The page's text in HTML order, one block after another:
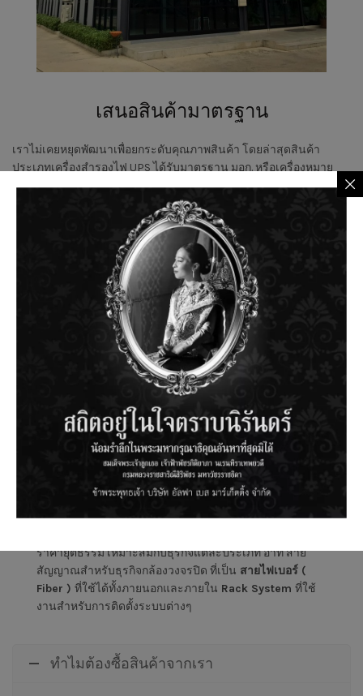
เสนอสินค้ามาตรฐาน
เราไม่เคยหยุดพัฒนาเพื่อยกระดับคุณภาพสินค้า โดยล่าสุดสินค้า
ประเภทเครื่องสำรองไฟ UPS ได้รับมาตรฐาน มอก. หรือเครื่องหมาย
การรับรองผลิตภัณฑ์ว่ามีคุณภาพตามที่กฏหมายกำหนด ทำให้มั่นใจได้
ว่าสินค้าของเรานั้นมีประสิทธิภาพตั้งแต่ขั้นตอนการผลิต ปลอดภัยใน
สนับสนุนธุรกิจของคุณอย่างรวดเร็วไม่ว่า
จะเล็กหรือใหญ่
สำหรับโครงการขนาดใหญ่ บริษัทฯ ของเราสามารถผลิต
สายสัญญาณต่างๆได้ตามที่คุณต้องการ เราสามารถจัดส่ง
สินค้าอย่างรวดเร็วได้ภายใน1วัน อีกทั้งยังสามารถสั่งสเปค
ได้ตามความต้องการทั้งลักษณะของสาย ความยาวของสาย
หัว connectorในการต่อเชื่อมแต่ละแบบซึ่งสามารถใช้ร่วม
กับกลุ่มอุปกรณ์จากบริษัทอื่นๆได้ และนอกจากนั้นเรายังมี
ราคายุติธรรม เหมาะสมกับธุรกิจแต่ละประเภท อาทิ สาย
สัญญาณสำหรับธุรกิจกล้องวงจรปิด ที่เป็น สายไฟเบอร์ (
Fiber ) ที่ใช้ได้ทั้งภายนอกและภายใน Rack System ที่ใช้
งานสำหรับการติดตั้งระบบต่างๆ
ทำไมต้องซื้อสินค้าจากเรา